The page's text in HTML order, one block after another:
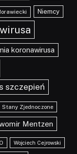
Niemcy
koronawirusa
szczepień
Stany Zjednoczone
Mentzen
Wojciech Cejrowski